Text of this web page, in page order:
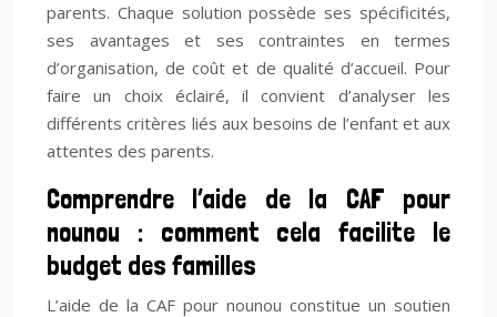
parents. Chaque solution possède ses spécificités,
ses avantages et ses contraintes en termes
d’organisation, de coût et de qualité d’accueil. Pour
faire un choix éclairé, il convient d’analyser les
différents critères liés aux besoins de l’enfant et aux
attentes des parents.
Comprendre l’aide de la CAF pour
nounou : comment cela facilite le
budget des familles
L’aide de la CAF pour nounou constitue un soutien